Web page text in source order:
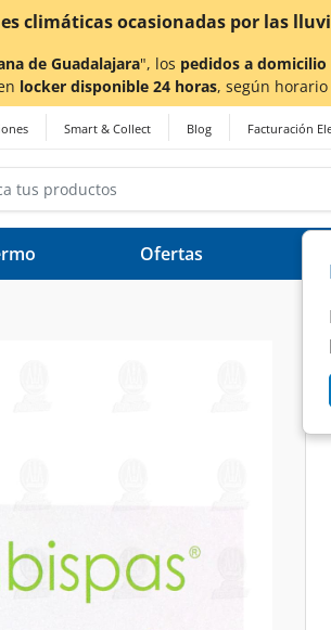
por las lluvias,los tiempos
de Guadalajara", los pedidos a domicilio
locker disponible 24 horas, según
Smart & Collect Blog Facturación
Ofertas